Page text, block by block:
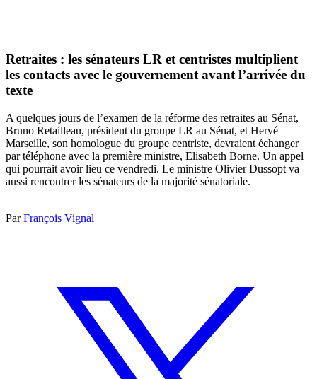
Retraites : les sénateurs LR et centristes multiplient
les contacts avec le gouvernement avant l’arrivée du
texte
A quelques jours de l’examen de la réforme des retraites au Sénat,
Bruno Retailleau, président du groupe LR au Sénat, et Hervé
Marseille, son homologue du groupe centriste, devraient échanger
par téléphone avec la première ministre, Elisabeth Borne. Un appel
qui pourrait avoir lieu ce vendredi. Le ministre Olivier Dussopt va
aussi rencontrer les sénateurs de la majorité sénatoriale.
ParFrançois Vignal